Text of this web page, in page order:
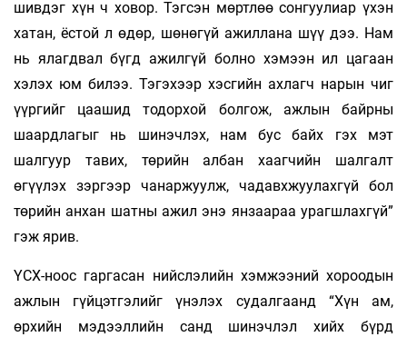
шивдэг хүн ч ховор. Тэгсэн мөртлөө сонгуулиар үхэн
хатан, ёстой л өдөр, шөнөгүй ажиллана шүү дээ. Нам
нь ялагдвал бүгд ажилгүй болно хэмээн ил цагаан
хэлэх юм билээ. Тэгэхээр хэсгийн ахлагч нарын чиг
үүргийг цаашид тодорхой болгож, ажлын байрны
шаардлагыг нь шинэчлэх, нам бус байх гэх мэт
шалгуур тавих, төрийн албан хаагчийн шалгалт
өгүүлэх зэргээр чанаржуулж, чадавхжуулахгүй бол
төрийн анхан шатны ажил энэ янзаараа урагшлахгүй”
гэж ярив.
ҮСХ-ноос гаргасан нийслэлийн хэмжээний хороодын
ажлын гүйцэтгэлийг үнэлэх судалгаанд “Хүн ам,
өрхийн мэдээллийн санд шинэчлэл хийх бүрд